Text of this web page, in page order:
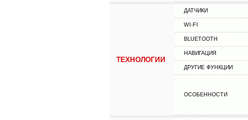
ТЕХНОЛОГИИ
ДАТЧИКИ
WI-FI
BLUETOOTH
НАВИГАЦИЯ
ДРУГИЕ ФУНКЦИИ
ОСОБЕННОСТИ